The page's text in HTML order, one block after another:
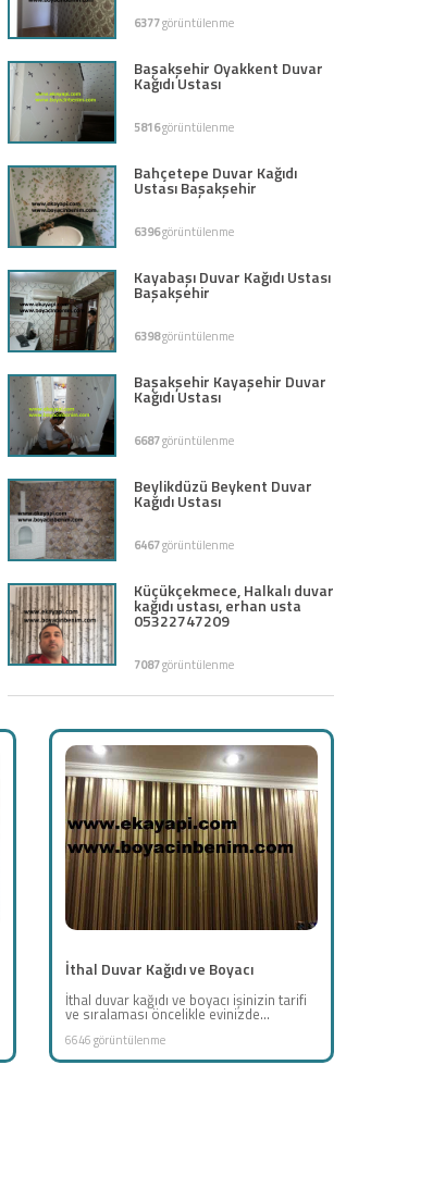
6377görüntülenme
Başakşehir Oyakkent Duvar
Kağıdı Ustası
5816görüntülenme
Bahçetepe Duvar Kağıdı
Ustası Başakşehir
6396görüntülenme
Kayabaşı Duvar Kağıdı Ustası
Başakşehir
6398görüntülenme
Başakşehir Kayaşehir Duvar
Kağıdı Ustası
6687görüntülenme
Beylikdüzü Beykent Duvar
Kağıdı Ustası
6467görüntülenme
Küçükçekmece, Halkalı duvar
kağıdı ustası, erhan usta
05322747209
7087görüntülenme
İthal Duvar Kağıdı ve Boyacı
İthal duvar kağıdı ve boyacı işinizin tarifi
ve sıralaması öncelikle evinizde...
6646 görüntülenme